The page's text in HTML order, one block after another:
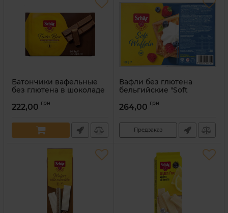
Батончики вафельные
без глютена в шоколаде
г
222,00 грн
Вафли без глютена
бельгийские "Soft
Артикул: 8008698023129
264,00 грн
Предзаказ